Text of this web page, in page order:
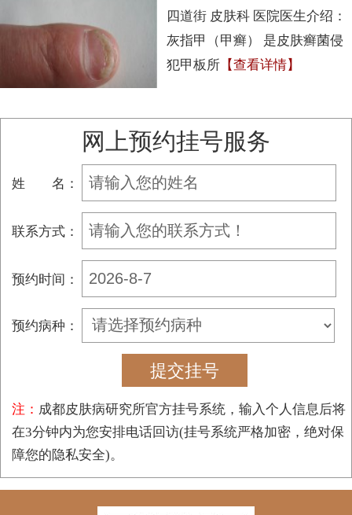
四道街 皮肤科 医院医生介绍：
灰指甲（甲癣） 是皮肤癣菌侵
犯甲板所 【查看详情】
网上预约挂号服务
姓 名：
联系方式：
预约时间：
预约病种：
注： 成都皮肤病研究所官方挂号系统，输入个人信息后将
在3分钟内为您安排电话回访(挂号系统严格加密，绝对保
障您的隐私安全)。